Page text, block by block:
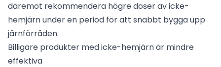
däremot rekommendera högre doser av icke-
hemjärn under en period för att snabbt bygga upp
järnförråden.
Billigare produkter med icke-hemjärn är mindre
effektiva